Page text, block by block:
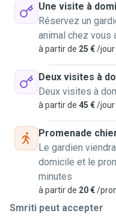
Une visite à
Réservez un
animal chez vous
à partir de 25 €/jour
Deux visites à
Deux visites à
à partir de 45 €/jour
Promenade
Le gardien
domicile et le
minutes
à partir de 20 €/
Smriti peut accepter